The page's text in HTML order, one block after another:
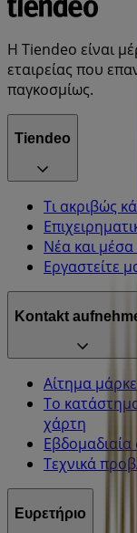
Η Tiendeo είναι
εταιρείας που
παγκοσμίως.
Tiendeo
Τι ακριβώς
Νέα και
Εργαστείτε
Kontakt
Αίτημα
Το
χάρτη
Τεχνικά
Ευρετήριο